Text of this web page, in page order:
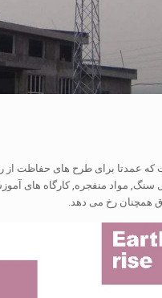
عمدتا برای طرح های حفاظت از
سنگ, مواد منفجره, کارگاه های
همچنان رخ می دهد.